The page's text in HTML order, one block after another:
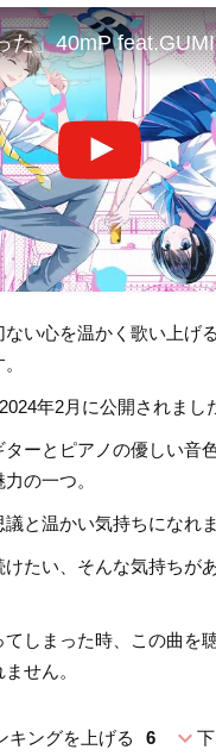
た」40mP
ない心を温かく歌い上げ
年2月に公開されまし
ーとピアノの優しい音
の一つ。
と温かい気持ちになれま
たい、そんな気持ちが
しまった時、この曲を
せん。
キングを上げる 6 expand_more